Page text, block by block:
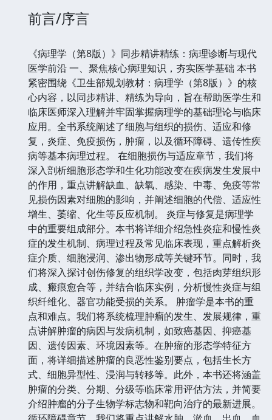
前言/序言
《病理学（第8版）》同步精讲精练：病理诊断与现代
医学前沿 一、聚焦核心病理知识，夯实医学基础 本书
紧密围绕《卫生部规划教材：病理学（第8版）》的核
心内容，以同步精讲、精练为导向，旨在帮助医学生和
临床医师深入理解并牢固掌握病理学的基础理论与临床
应用。全书系统阐述了细胞与组织的损伤、适应和修
复，炎症、免疫损伤，肿瘤，以及循环障碍、遗传性疾
病等基本病理过程。 在细胞损伤与适应章节，我们将
深入剖析细胞形态学和生化功能改变在疾病发生发展中
的作用，重点讲解缺血、缺氧、感染、中毒、免疫等常
见损伤因素对细胞的影响，并阐述细胞的代偿、适应性
增生、萎缩、化生等反应机制。 炎症与修复是病理学
中的重要组成部分。本书将详细介绍急性炎症和慢性炎
症的发生机制、病理过程及常见临床表现，重点解析炎
症介质、细胞浸润、渗出物形成等关键环节。同时，我
们将深入探讨创伤修复的组织学改变，包括肉芽组织形
成、瘢痕愈合等，并结合临床实例，分析慢性炎症与组
织纤维化、器官功能受损的关系。 肿瘤学是本书的重
点和难点。我们将系统梳理肿瘤的发生、发展规律，重
点讲解肿瘤的病因与发病机制，如致癌基因、抑癌基
因、遗传因素、环境因素等。在肿瘤的形态学特征方
面，将详细描述肿瘤的良恶性鉴别要点，包括生长方
式、细胞异型性、浸润与转移等。此外，本书还将涵盖
肿瘤的分类、分期、分级等临床常用评估方法，并简要
介绍肿瘤的分子生物学标志物和靶向治疗的最新进展。